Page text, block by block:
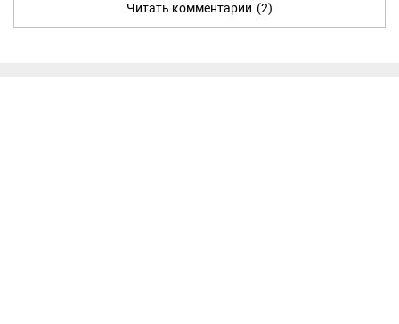
Читать комментарии (2)